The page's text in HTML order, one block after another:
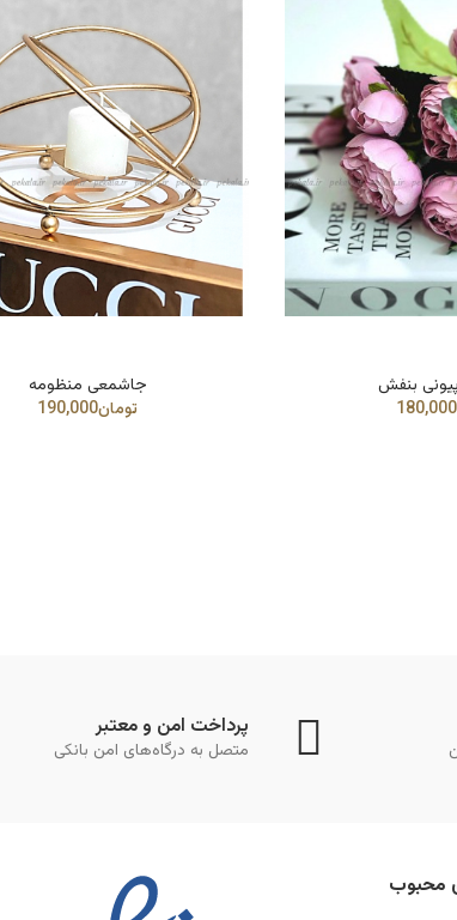
بنفش
جاشمعی منظومه
پرداخت امن و معتبر
متصل به درگاه‌های امن بانکی
محبوب